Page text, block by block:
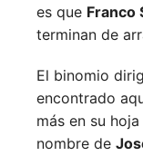
es que Franco
terminan de
El binomio
encontrado
más en su
nombre de